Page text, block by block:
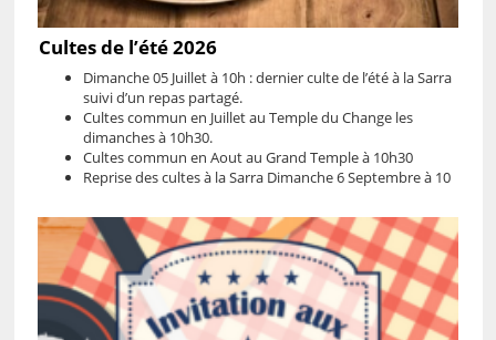
Cultes de l’été 2026
Dimanche 05 Juillet à 10h : dernier culte de l’été à la Sarra
suivi d’un repas partagé.
Cultes commun en Juillet au Temple du Change les
dimanches à 10h30.
Cultes commun en Aout au Grand Temple à 10h30
Reprise des cultes à la Sarra Dimanche 6 Septembre à 10